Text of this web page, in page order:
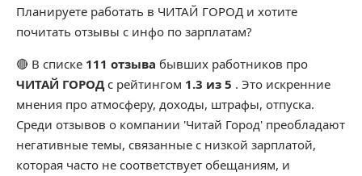
Планируете работать в ЧИТАЙ ГОРОД и хотите
почитать отзывы с инфо по зарплатам?
🔴 В списке 111 отзыва бывших работников про
ЧИТАЙ ГОРОДс рейтингом 1.3 из 5 . Это искренние
мнения про атмосферу, доходы, штрафы, отпуска.
Среди отзывов о компании 'Читай Город' преобладают
негативные темы, связанные с низкой зарплатой,
которая часто не соответствует обещаниям, и